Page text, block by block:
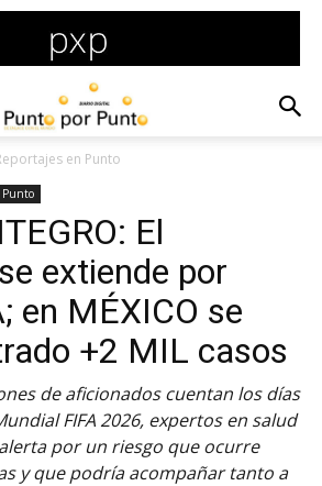
en Punto
Punto
El
extiende por
en MÉXICO se
+2 MIL casos
de aficionados cuentan los días
FIFA 2026, expertos en salud
por un riesgo que ocurre
y que podría acompañar tanto a